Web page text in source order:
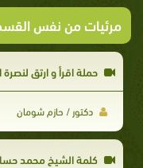
مرئيات من نفس
حملة اقرأ و ارتق
دكتور / حازم شومان
كلمة الشيخ محمد